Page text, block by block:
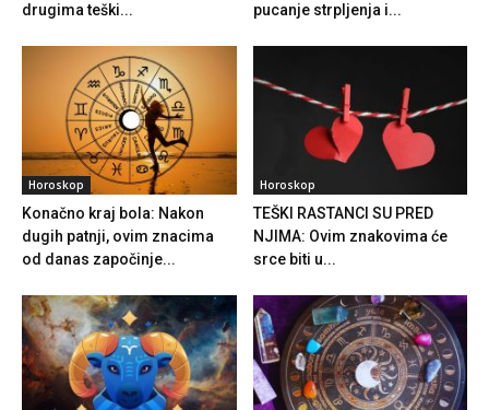
drugima teški...
pucanje strpljenja i...
Horoskop
Konačno kraj bola: Nakon
dugih patnji, ovim znacima
od danas započinje...
Horoskop
TEŠKI RASTANCI SU PRED
NJIMA: Ovim znakovima će
srce biti u...